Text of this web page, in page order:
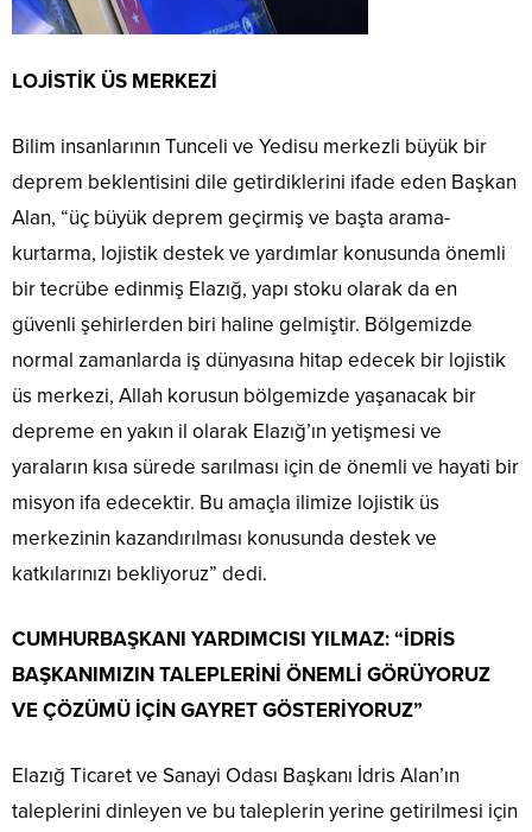
LOJİSTİK ÜS MERKEZİ
Bilim insanlarının Tunceli ve Yedisu merkezli büyük bir
deprem beklentisini dile getirdiklerini ifade eden Başkan
Alan, “üç büyük deprem geçirmiş ve başta arama-
kurtarma, lojistik destek ve yardımlar konusunda önemli
bir tecrübe edinmiş Elazığ, yapı stoku olarak da en
güvenli şehirlerden biri haline gelmiştir. Bölgemizde
normal zamanlarda iş dünyasına hitap edecek bir lojistik
üs merkezi, Allah korusun bölgemizde yaşanacak bir
depreme en yakın il olarak Elazığ’ın yetişmesi ve
yaraların kısa sürede sarılması için de önemli ve hayati bir
misyon ifa edecektir. Bu amaçla ilimize lojistik üs
merkezinin kazandırılması konusunda destek ve
katkılarınızı bekliyoruz” dedi.
CUMHURBAŞKANI YARDIMCISI YILMAZ: “İDRİS
BAŞKANIMIZIN TALEPLERİNİ ÖNEMLİ GÖRÜYORUZ
VE ÇÖZÜMÜ İÇİN GAYRET GÖSTERİYORUZ”
Elazığ Ticaret ve Sanayi Odası Başkanı İdris Alan’ın
taleplerini dinleyen ve bu taleplerin yerine getirilmesi için